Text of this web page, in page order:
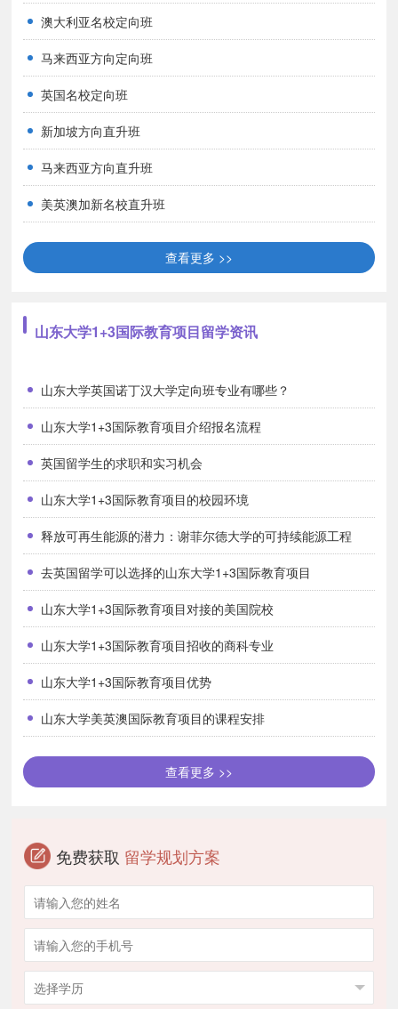
澳大利亚名校定向班
马来西亚方向定向班
英国名校定向班
新加坡方向直升班
马来西亚方向直升班
美英澳加新名校直升班
查看更多 >>
山东大学1+3国际教育项目留学资讯
山东大学英国诺丁汉大学定向班专业有哪些？
山东大学1+3国际教育项目介绍报名流程
英国留学生的求职和实习机会
山东大学1+3国际教育项目的校园环境
释放可再生能源的潜力：谢菲尔德大学的可持续能源工程
去英国留学可以选择的山东大学1+3国际教育项目
山东大学1+3国际教育项目对接的美国院校
山东大学1+3国际教育项目招收的商科专业
山东大学1+3国际教育项目优势
山东大学美英澳国际教育项目的课程安排
查看更多 >>
免费获取 留学规划方案